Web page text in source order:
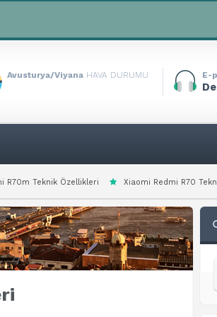
Avusturya/Viyana HAVA DURUMU E-
Xiaomi Redmi R70 Teknik Özellikleri